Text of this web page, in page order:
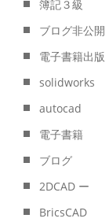
簿記３級
ブログ非公開
電子書籍出版
solidworks
autocad
電子書籍
ブログ
2DCAD ー
BricsCAD